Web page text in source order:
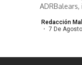
Redacción
7 De